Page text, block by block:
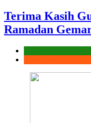
Terima Kasih
Ramadan